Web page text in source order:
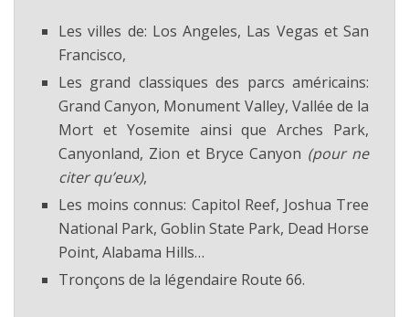
Les villes de: Los Angeles, Las Vegas et San
Francisco,
Les grand classiques des parcs américains:
Grand Canyon, Monument Valley, Vallée de la
Mort et Yosemite ainsi que Arches Park,
Canyonland, Zion et Bryce Canyon (pour ne
citer qu’eux),
Les moins connus: Capitol Reef, Joshua Tree
National Park, Goblin State Park, Dead Horse
Point, Alabama Hills…
Tronçons de la légendaire Route 66.